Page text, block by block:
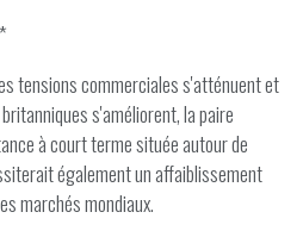
tensions commerciales s'atténuent et
s'améliorent, la paire
à court terme située autour de
également un affaiblissement
marchés mondiaux.